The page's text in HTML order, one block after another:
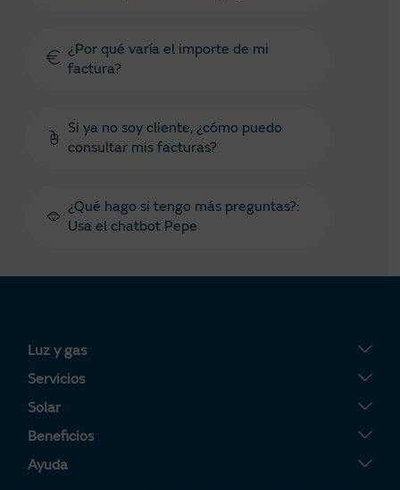
¿Por qué varía el importe de mi
factura?
Si ya no soy cliente, ¿cómo puedo
consultar mis facturas?
¿Qué hago si tengo más preguntas?:
Usa el chatbot Pepe
Luz y gas
Tarifa Plana
Tarifa Por Uso
Tarifa Noche
Tarifa Dinámica Luz
Servicios
Servigas
Servielectric
Servihogar
Solar
Placas solares
Tarifa Solar
Beneficios
Tu Área Clientes
Ayuda